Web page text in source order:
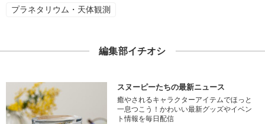
プラネタリウム・天体観測
編集部イチオシ
スヌーピーたちの最新ニュース
癒やされるキャラクターアイテムでほっと
一息つこう！かわいい最新グッズやイベン
ト情報を毎日配信